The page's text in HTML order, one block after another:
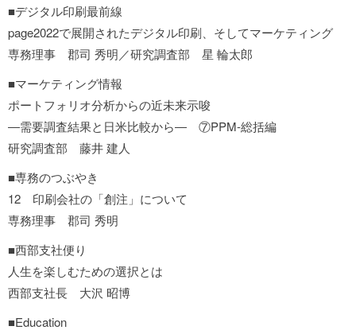
■デジタル印刷最前線
page2022で展開されたデジタル印刷、そしてマーケティング
専務理事 郡司 秀明／研究調査部 星 輪太郎
■マーケティング情報
ポートフォリオ分析からの近未来示唆
―需要調査結果と日米比較から― ⑦PPM-総括編
研究調査部 藤井 建人
■専務のつぶやき
12 印刷会社の「創注」について
専務理事 郡司 秀明
■西部支社便り
人生を楽しむための選択とは
西部支社長 大沢 昭博
■Education